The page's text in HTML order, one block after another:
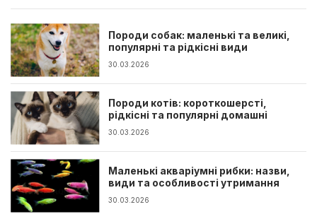
Породи собак: маленькі та великі,
популярні та рідкісні види
30.03.2026
Породи котів: короткошерсті,
рідкісні та популярні домашні
30.03.2026
Маленькі акваріумні рибки: назви,
види та особливості утримання
30.03.2026